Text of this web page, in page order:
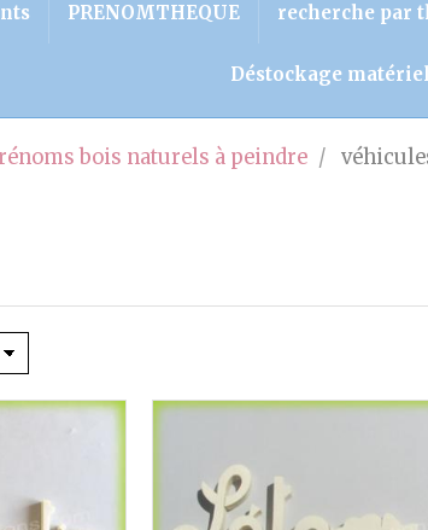
PRENOMTHEQUE recherche par
Déstockage
bois naturels à peindre